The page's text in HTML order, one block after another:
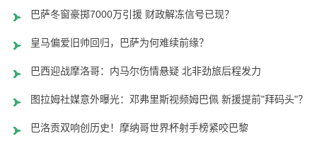
巴萨冬窗豪掷7000万引援 财政解冻信号已现？
皇马偏爱旧帅回归，巴萨为何难续前缘？
巴西迎战摩洛哥：内马尔伤情悬疑 北非劲旅后程发力
图拉姆社媒意外曝光：邓弗里斯视频姆巴佩 新援提前"拜码头"？
巴洛贡双响创历史！摩纳哥世界杯射手榜紧咬巴黎